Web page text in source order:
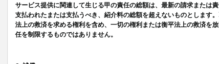
サービス提供に関連して生じる甲の責任の総額は、最新の請求または
支払われたまたは支払うべき、紹介料の総額を超えないものとします
法上の救済を求める権利を含め、一切の権利または衡平法上の救済を
任を制限するものではありません。